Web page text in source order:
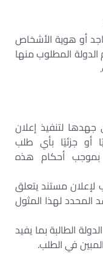
أو هوية الأشخاص
الدولة المطلوب منها
جهدها لتنفيذ إعلان
أو جزئيًا بأي طلب
بموجب أحكام هذه
لإعلان مستند يتعلق
لهذا المثول
الطالبة بما يفيد
في الطلب.